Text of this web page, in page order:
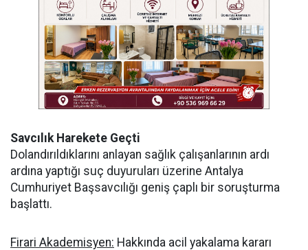
Savcılık Harekete Geçti
Dolandırıldıklarını anlayan sağlık çalışanlarının ardı
ardına yaptığı suç duyuruları üzerine Antalya
Cumhuriyet Başsavcılığı geniş çaplı bir soruşturma
başlattı.
Firari Akademisyen: Hakkında acil yakalama kararı